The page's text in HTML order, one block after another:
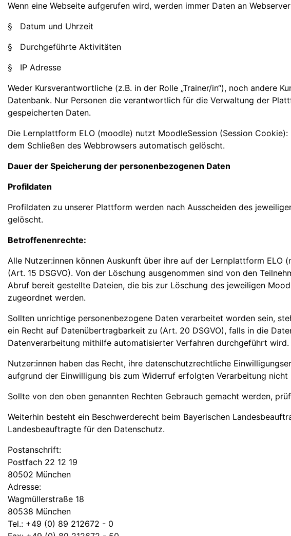
Wenn eine Webseite aufgerufen wird, werden immer Daten an
§ Datum und Uhrzeit
§ Durchgeführte Aktivitäten
§ IP Adresse
Weder Kursverantwortliche (z.B. in der Rolle „Trainer/in“), noch andere
Datenbank. Nur Personen die verantwortlich für die Verwaltung der
gespeicherten Daten.
Die Lernplattform ELO (moodle) nutzt MoodleSession (Session
dem Schließen des Webbrowsers automatisch gelöscht.
Dauer der Speicherung der personenbezogenen Daten
Profildaten
Profildaten zu unserer Plattform werden nach Ausscheiden des
gelöscht.
Betroffenenrechte:
Alle Nutzer:innen können Auskunft über ihre auf der Lernplattform
(Art. 15 DSGVO). Von der Löschung ausgenommen sind von den
Abruf bereit gestellte Dateien, die bis zur Löschung des jeweiligen
zugeordnet werden.
Sollten unrichtige personenbezogene Daten verarbeitet worden sein,
ein Recht auf Datenübertragbarkeit zu (Art. 20 DSGVO), falls in die
Datenverarbeitung mithilfe automatisierter Verfahren durchgeführt wird.
Nutzer:innen haben das Recht, ihre datenschutzrechtliche
aufgrund der Einwilligung bis zum Widerruf erfolgten Verarbeitung nicht
Sollte von den oben genannten Rechten Gebrauch gemacht werden,
Weiterhin besteht ein Beschwerderecht beim Bayerischen
Landesbeauftragte für den Datenschutz.
Postanschrift:
Postfach 22 12 19
80502 München
Adresse:
Wagmüllerstraße 18
80538 München
Tel.: +49 (0) 89 212672 - 0